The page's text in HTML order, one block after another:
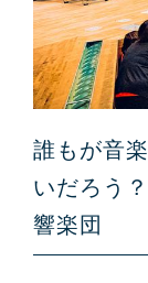
誰もが音
いだろう
響楽団